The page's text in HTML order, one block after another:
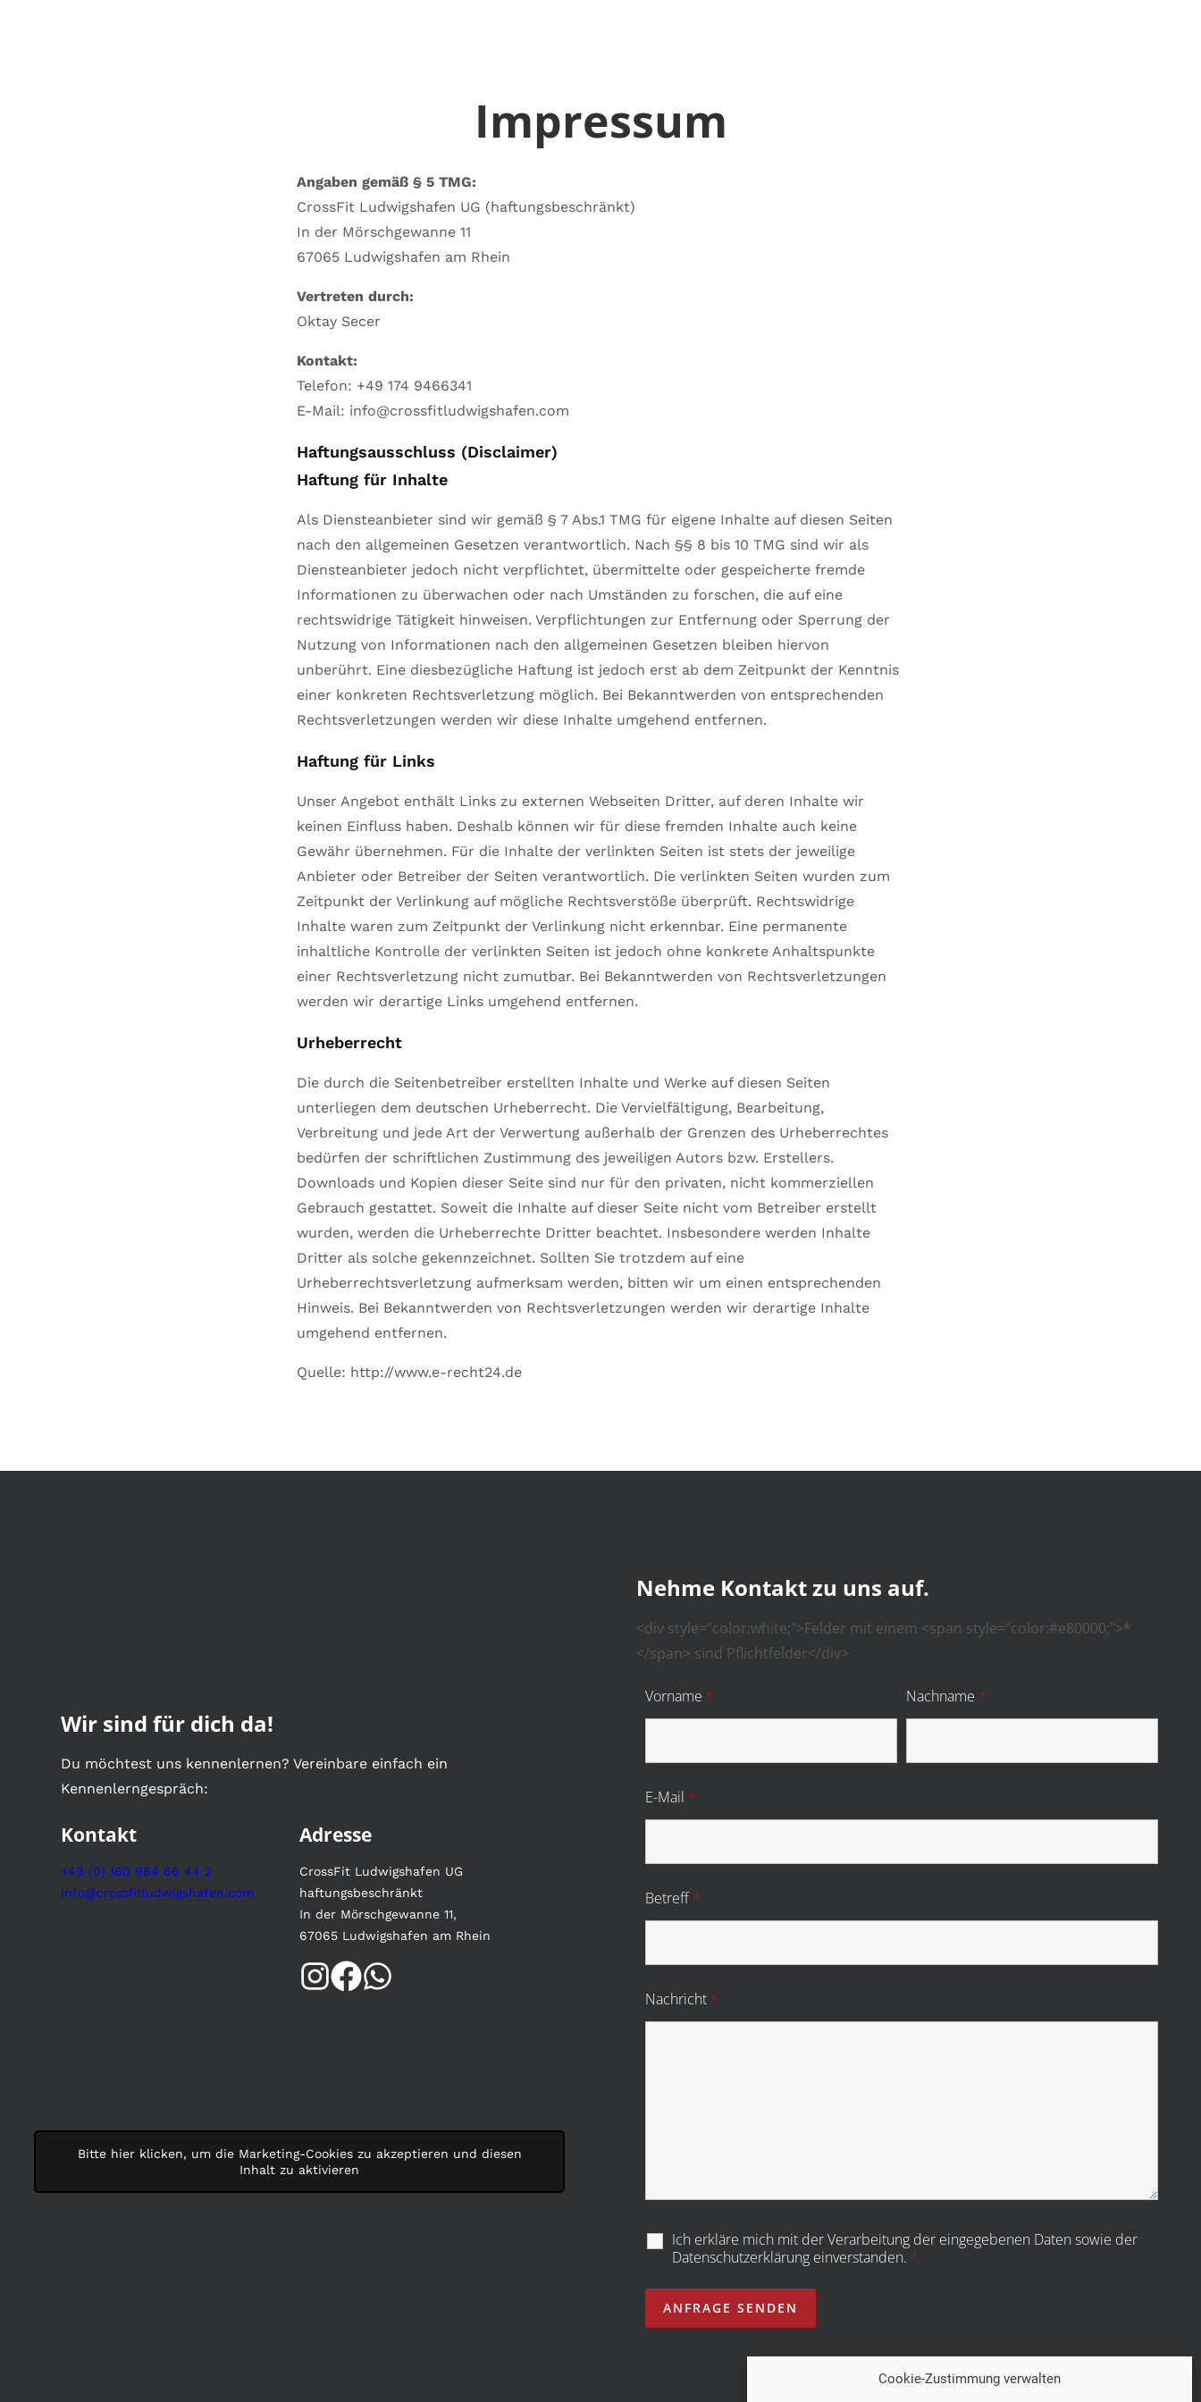
Cookie-Zustimmung verwalten
Impressum
Angaben gemäß § 5 TMG:
CrossFit Ludwigshafen UG (haftungsbeschränkt)
In der Mörschgewanne 11
67065 Ludwigshafen am Rhein
Vertreten durch:
Oktay Secer
Kontakt:
Telefon: +49 174 9466341
E-Mail: info@crossfitludwigshafen.com
Haftungsausschluss (Disclaimer)
Haftung für Inhalte
Als Diensteanbieter sind wir gemäß § 7 Abs.1 TMG für eigene Inhalte auf diesen Seiten
nach den allgemeinen Gesetzen verantwortlich. Nach §§ 8 bis 10 TMG sind wir als
Diensteanbieter jedoch nicht verpflichtet, übermittelte oder gespeicherte fremde
Informationen zu überwachen oder nach Umständen zu forschen, die auf eine
rechtswidrige Tätigkeit hinweisen. Verpflichtungen zur Entfernung oder Sperrung der
Nutzung von Informationen nach den allgemeinen Gesetzen bleiben hiervon
unberührt. Eine diesbezügliche Haftung ist jedoch erst ab dem Zeitpunkt der Kenntnis
einer konkreten Rechtsverletzung möglich. Bei Bekanntwerden von entsprechenden
Rechtsverletzungen werden wir diese Inhalte umgehend entfernen.
Haftung für Links
Unser Angebot enthält Links zu externen Webseiten Dritter, auf deren Inhalte wir
keinen Einfluss haben. Deshalb können wir für diese fremden Inhalte auch keine
Gewähr übernehmen. Für die Inhalte der verlinkten Seiten ist stets der jeweilige
Anbieter oder Betreiber der Seiten verantwortlich. Die verlinkten Seiten wurden zum
Zeitpunkt der Verlinkung auf mögliche Rechtsverstöße überprüft. Rechtswidrige
Inhalte waren zum Zeitpunkt der Verlinkung nicht erkennbar. Eine permanente
inhaltliche Kontrolle der verlinkten Seiten ist jedoch ohne konkrete Anhaltspunkte
einer Rechtsverletzung nicht zumutbar. Bei Bekanntwerden von Rechtsverletzungen
werden wir derartige Links umgehend entfernen.
Urheberrecht
Die durch die Seitenbetreiber erstellten Inhalte und Werke auf diesen Seiten
unterliegen dem deutschen Urheberrecht. Die Vervielfältigung, Bearbeitung,
Verbreitung und jede Art der Verwertung außerhalb der Grenzen des Urheberrechtes
bedürfen der schriftlichen Zustimmung des jeweiligen Autors bzw. Erstellers.
Downloads und Kopien dieser Seite sind nur für den privaten, nicht kommerziellen
Gebrauch gestattet. Soweit die Inhalte auf dieser Seite nicht vom Betreiber erstellt
wurden, werden die Urheberrechte Dritter beachtet. Insbesondere werden Inhalte
Dritter als solche gekennzeichnet. Sollten Sie trotzdem auf eine
Urheberrechtsverletzung aufmerksam werden, bitten wir um einen entsprechenden
Hinweis. Bei Bekanntwerden von Rechtsverletzungen werden wir derartige Inhalte
umgehend entfernen.
Quelle: http://www.e-recht24.de
Wir sind für dich da!
Du möchtest uns kennenlernen? Vereinbare einfach ein
Kennenlerngespräch:
Kontakt
+49 (0) 160 984 66 44 2
info@crossfitludwigshafen.com
Adresse
CrossFit Ludwigshafen UG
haftungsbeschränkt
In der Mörschgewanne 11,
67065 Ludwigshafen am Rhein
Bitte hier klicken, um die Marketing-Cookies zu akzeptieren und diesen
Inhalt zu aktivieren
Nehme Kontakt zu uns auf.
<div style="color:white;">Felder mit einem <span style="color:#e80000;">*
</span> sind Pflichtfelder</div>
Vorname * Nachname *
E-Mail *
Betreff*
Nachricht *
Ich erkläre mich mit der Verarbeitung der eingegebenen Daten sowie der
Datenschutzerklärung einverstanden. *